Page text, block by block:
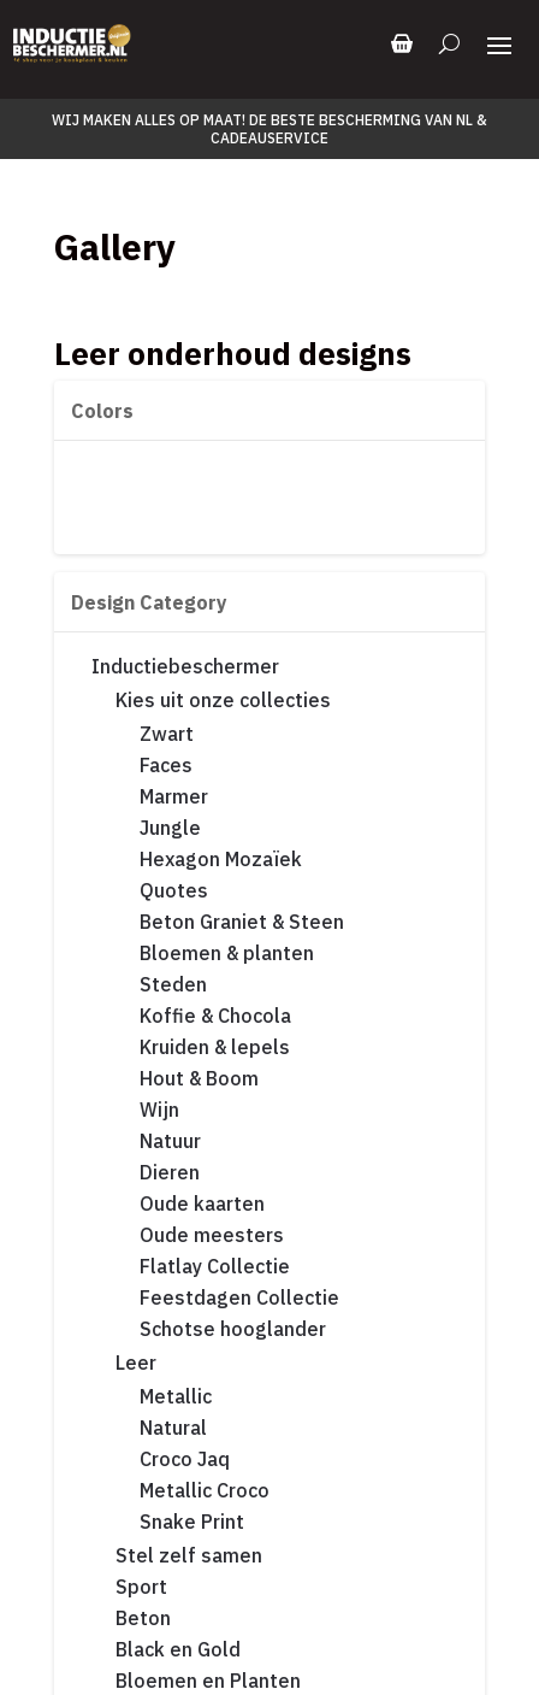
WIJ MAKEN ALLES OP MAAT! DE BESTE BESCHERMING VAN NL &
CADEAUSERVICE
Gallery
Leer onderhoud designs
Colors
Design Category
Inductiebeschermer
Kies uit onze collecties
Zwart
Faces
Marmer
Jungle
Hexagon Mozaïek
Quotes
Beton Graniet & Steen
Bloemen & planten
Steden
Koffie & Chocola
Kruiden & lepels
Hout & Boom
Wijn
Natuur
Dieren
Oude kaarten
Oude meesters
Flatlay Collectie
Feestdagen Collectie
Schotse hooglander
Leer
Metallic
Natural
Croco Jaq
Metallic Croco
Snake Print
Stel zelf samen
Sport
Beton
Black en Gold
Bloemen en Planten